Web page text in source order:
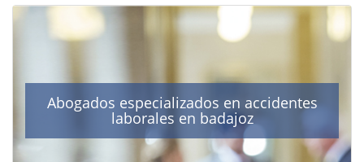
Abogados especializados en accidentes
laborales en badajoz